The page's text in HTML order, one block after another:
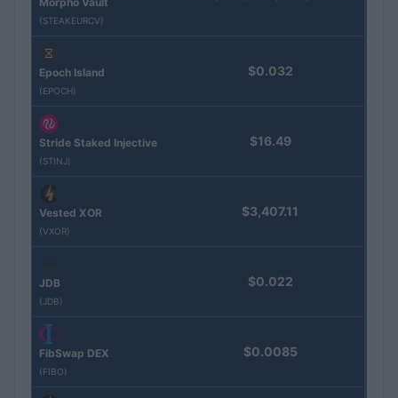
(STEAKEURCV)
Epoch Island
(EPOCH)
$0.032
Stride Staked Injective
(STINJ)
$16.49
Vested XOR
(VXOR)
$3,407.11
JDB
(JDB)
$0.022
FibSwap DEX
(FIBO)
$0.0085